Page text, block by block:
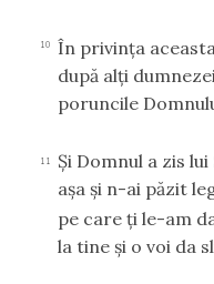
10 În privinţa
după alţi
poruncile
11
Şi Domnul a zis
aşa şi n-ai păzit
pe care ţi le-am
la tine şi o voi da